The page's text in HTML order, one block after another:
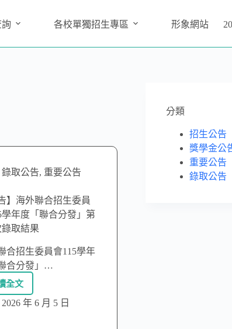
各校單獨招生專區 形象網站
錄取公告, 重要公告
】海外聯合招生委員
學年度「聯合分發」第
錄取結果
合招生委員會115學年
合分發」…
全文
2026 年 6 月 5 日
分類
招生公告
獎學金公
重要公告
錄取公告